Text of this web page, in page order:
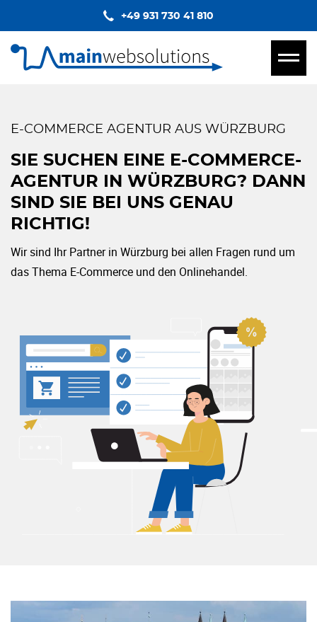
+49 931 730 41 810
E-COMMERCE AGENTUR AUS WÜRZBURG
SIE SUCHEN EINE E-COMMERCE-
AGENTUR IN WÜRZBURG? DANN
SIND SIE BEI UNS GENAU
RICHTIG!
Wir sind Ihr Partner in Würzburg bei allen Fragen rund um
das Thema E-Commerce und den Onlinehandel.